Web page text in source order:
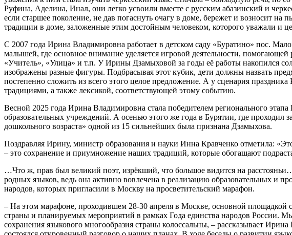
Руфина, Аделина, Инал, они легко усвоили вместе с русским абазинский и
если старшее поколение, не дав погаснуть очагу в доме, бережет и возносит
традиции в доме, заложенные этим достойным человеком, которого уважали и
С 2007 года Ирина Владимировна работает в детском саду «Буратино» пос.
малышей, где основное внимание уделяется игровой деятельности,
«Учитель», «Улица» и т.п. У Ирины Дзамыховой за годы её работы накопился
изображены разные фигуры. Подбрасывая этот кубик, дети должны назвать
постепенно сложить из всего этого целое предложение. А у сценария
традициями, а также лексикой, соответствующей этому событию.
Весной 2025 года Ирина Владимировна стала победителем регионального
образовательных учреждений. А осенью этого же года в Бурятии, где
дошкольного возраста» одной из 15 сильнейших была признана Дзамыхова.
Поздравляя Ирину, министр образования и науки Инна Кравченко отметила:
– это сохранение и приумножение наших традиций, которые обогащают
…Что ж, прав был великий поэт, изрёкший, что большое видится на
родных языков, ведь она активно вовлечена в реализацию образовательных и
народов, которых пригласили в Москву на просветительский марафон.
– На этом марафоне, проходившем 28-30 апреля в Москве, основной
страны и планируемых мероприятий в рамках Года единства народов России.
сохранения языкового многообразия страны колоссальны, – рассказывает